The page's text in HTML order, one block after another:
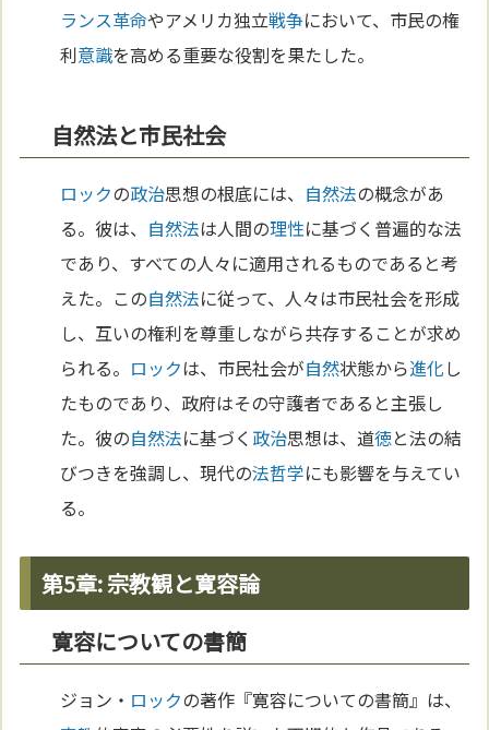
ランス革命やアメリカ独立戦争において、市民の権
利意識を高める重要な役割を果たした。
自然法と市民社会
ロックの政治思想の根底には、 自然法の概念があ
る。彼は、 自然法は人間の理性に基づく普遍的な法
であり、すべての人々に適用されるものであると考
えた。この自然法に従って、人々は市民社会を形成
し、互いの権利を尊重しながら共存することが求め
られる。 ロックは、市民社会が自然状態から進化し
たものであり、政府はその守護者であると主張し
た。彼の自然法に基づく 政治思想は、道徳と法の結
びつきを強調し、現代の法哲学にも影響を与えてい
る。
第5章: 宗教観と寛容論
寛容についての書簡
ジョン・ ロックの著作『寛容についての書簡』は、